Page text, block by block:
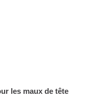
les maux de tête